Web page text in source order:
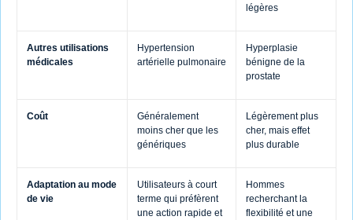
légères
Autres utilisations
médicales
Hypertension
artérielle pulmonaire
Hyperplasie
bénigne de la
prostate
Coût
Généralement
moins cher que les
génériques
Légèrement plus
cher, mais effet
plus durable
Adaptation au mode
de vie
Utilisateurs à court
terme qui préfèrent
une action rapide et
Hommes
recherchant la
flexibilité et une